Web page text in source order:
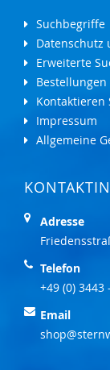
Suchbegriffe
Datenschutz
Erweiterte
Kontaktieren
Impressum
Allgemeine
Adresse
Telefon
+49 (0) 3443
Email